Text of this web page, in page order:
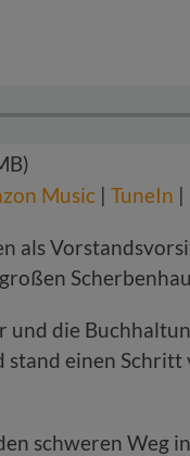
Music | TuneIn |
als
die
stand einen Schritt
schweren Weg